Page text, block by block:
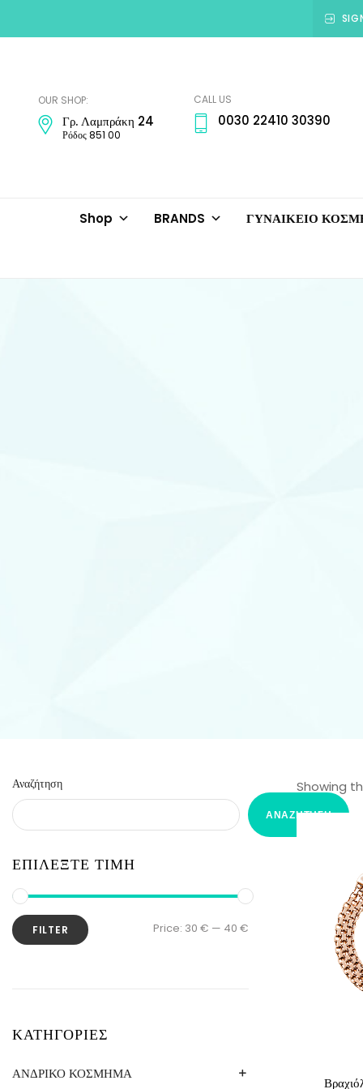
OUR SHOP:
Γρ. Λαμπράκη 24
Ρόδος 851 00
CALL US
0030 22410 30390
Shop BRANDS ΓΥΝΑΙΚΕΙΟ
Showing
Αναζήτηση
ΑΝΑΖΉΤΗΣΗ
ΕΠΙΛΕΞΤΕ ΤΙΜΗ
FILTER Price: 30 € — 40 €
ΚΑΤΗΓΟΡΙΕΣ
ΑΝΔΡΙΚΟ ΚΟΣΜΗΜΑ